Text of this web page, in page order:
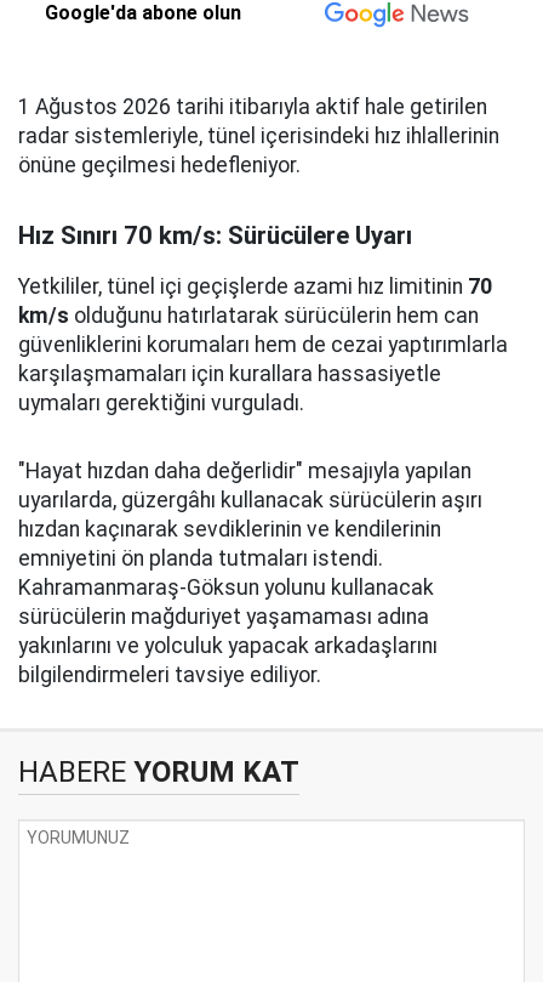
Google'da abone olun
1 Ağustos 2026 tarihi itibarıyla aktif hale getirilen
radar sistemleriyle, tünel içerisindeki hız ihlallerinin
önüne geçilmesi hedefleniyor.
Hız Sınırı 70 km/s: Sürücülere Uyarı
Yetkililer, tünel içi geçişlerde azami hız limitinin 70
km/s olduğunu hatırlatarak sürücülerin hem can
güvenliklerini korumaları hem de cezai yaptırımlarla
karşılaşmamaları için kurallara hassasiyetle
uymaları gerektiğini vurguladı.
"Hayat hızdan daha değerlidir" mesajıyla yapılan
uyarılarda, güzergâhı kullanacak sürücülerin aşırı
hızdan kaçınarak sevdiklerinin ve kendilerinin
emniyetini ön planda tutmaları istendi.
Kahramanmaraş-Göksun yolunu kullanacak
sürücülerin mağduriyet yaşamaması adına
yakınlarını ve yolculuk yapacak arkadaşlarını
bilgilendirmeleri tavsiye ediliyor.
HABERE YORUM KAT